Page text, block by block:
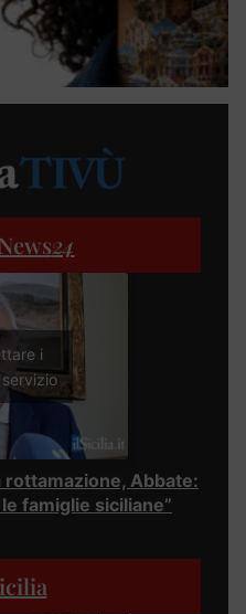
24
i
rottamazione, Abbate:
famiglie siciliane”